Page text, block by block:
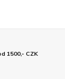
1500,- CZK